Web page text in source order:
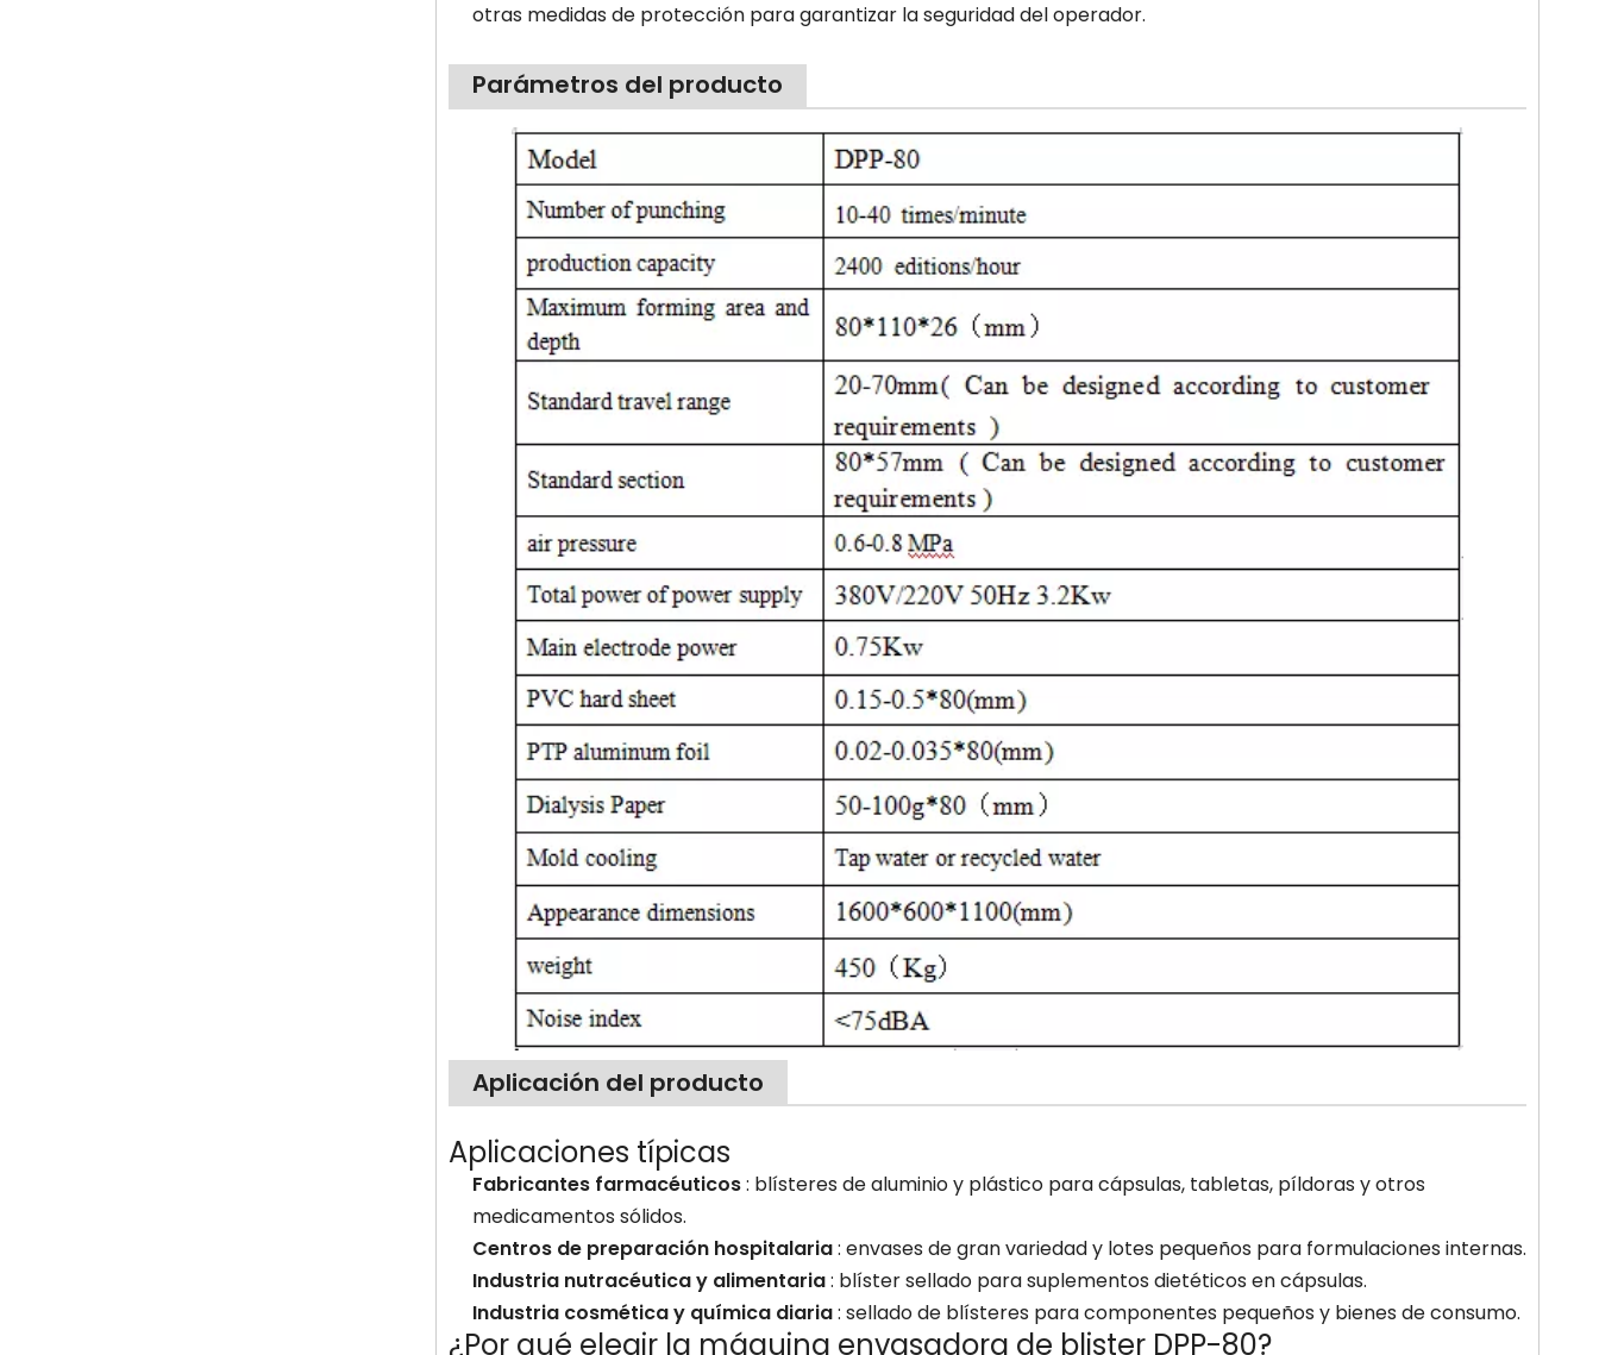
otras medidas de protección para garantizar la seguridad del operador.
Parámetros del producto
Aplicación del producto
Aplicaciones típicas
Fabricantes farmacéuticos: blísteres de aluminio y plástico para cápsulas, tabletas, píldoras y otros
medicamentos sólidos.
Centros de preparación hospitalaria: envases de gran variedad y lotes pequeños para formulaciones internas.
Industria nutracéutica y alimentaria: blíster sellado para suplementos dietéticos en cápsulas.
Industria cosmética y química diaria: sellado de blísteres para componentes pequeños y bienes de consumo.
¿Por qué elegir la máquina envasadora de blister DPP-80?